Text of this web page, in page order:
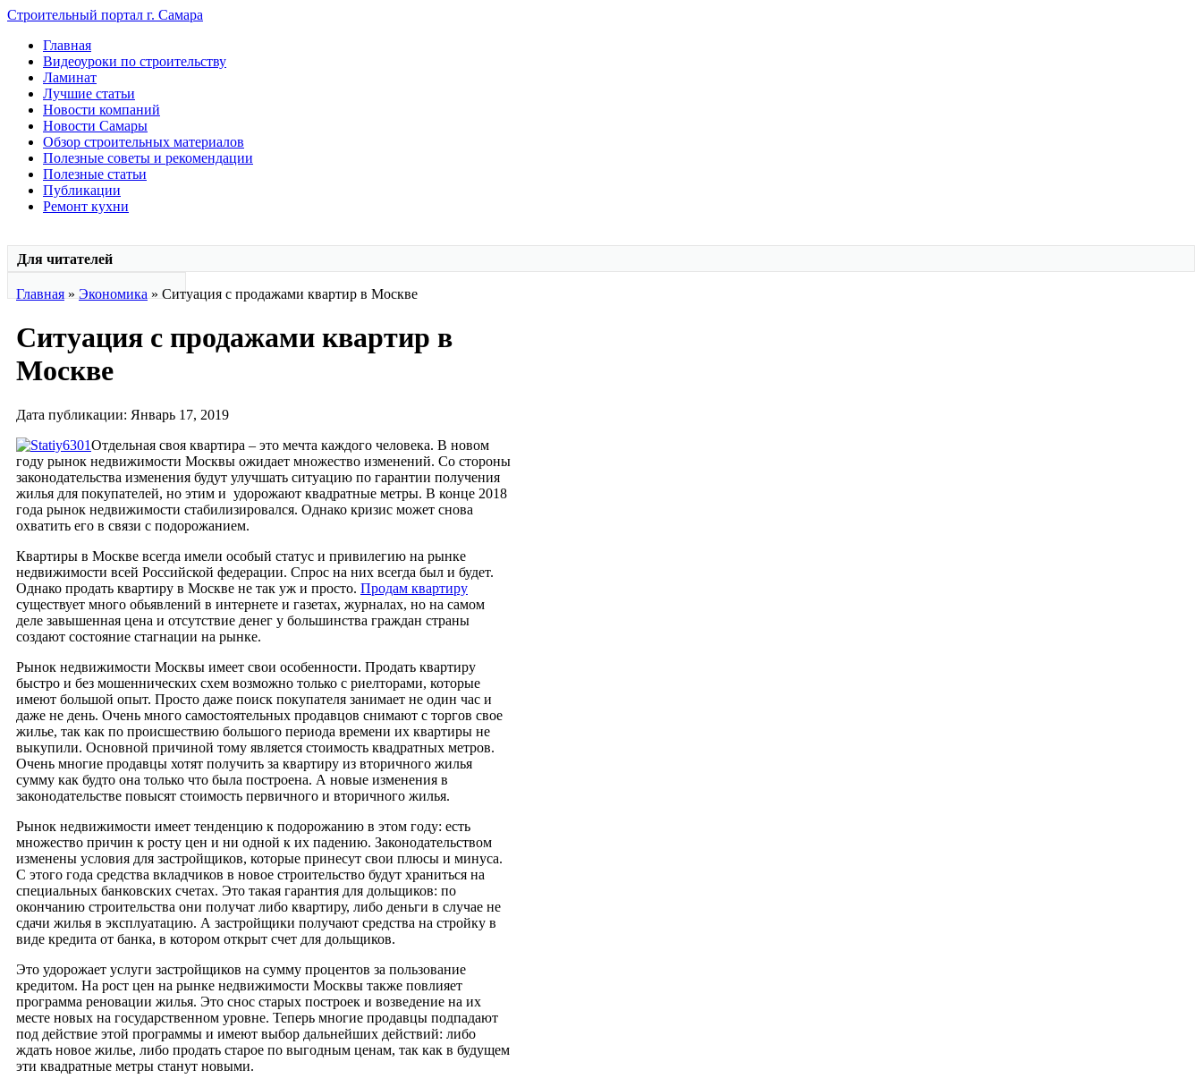
Строительный портал г. Самара
Главная
Видеоуроки по строительству
Ламинат
Лучшие статьи
Новости компаний
Новости Самары
Обзор строительных материалов
Полезные советы и рекомендации
Полезные статьи
Публикации
Ремонт кухни
Для читателей
Главная » Экономика » Ситуация с продажами квартир в Москве
Ситуация с продажами квартир в
Москве
Дата публикации: Январь 17, 2019
Отдельная своя квартира – это мечта каждого человека. В новом
году рынок недвижимости Москвы ожидает множество изменений. Со стороны
законодательства изменения будут улучшать ситуацию по гарантии получения
жилья для покупателей, но этим и удорожают квадратные метры. В конце 2018
года рынок недвижимости стабилизировался. Однако кризис может снова
охватить его в связи с подорожанием.
Квартиры в Москве всегда имели особый статус и привилегию на рынке
недвижимости всей Российской федерации. Спрос на них всегда был и будет.
Однако продать квартиру в Москве не так уж и просто. Продам квартиру
существует много обьявлений в интернете и газетах, журналах, но на самом
деле завышенная цена и отсутствие денег у большинства граждан страны
создают состояние стагнации на рынке.
Рынок недвижимости Москвы имеет свои особенности. Продать квартиру
быстро и без мошеннических схем возможно только с риелторами, которые
имеют большой опыт. Просто даже поиск покупателя занимает не один час и
даже не день. Очень много самостоятельных продавцов снимают с торгов свое
жилье, так как по происшествию большого периода времени их квартиры не
выкупили. Основной причиной тому является стоимость квадратных метров.
Очень многие продавцы хотят получить за квартиру из вторичного жилья
сумму как будто она только что была построена. А новые изменения в
законодательстве повысят стоимость первичного и вторичного жилья.
Рынок недвижимости имеет тенденцию к подорожанию в этом году: есть
множество причин к росту цен и ни одной к их падению. Законодательством
изменены условия для застройщиков, которые принесут свои плюсы и минуса.
С этого года средства вкладчиков в новое строительство будут храниться на
специальных банковских счетах. Это такая гарантия для дольщиков: по
окончанию строительства они получат либо квартиру, либо деньги в случае не
сдачи жилья в эксплуатацию. А застройщики получают средства на стройку в
виде кредита от банка, в котором открыт счет для дольщиков.
Это удорожает услуги застройщиков на сумму процентов за пользование
кредитом. На рост цен на рынке недвижимости Москвы также повлияет
программа реновации жилья. Это снос старых построек и возведение на их
месте новых на государственном уровне. Теперь многие продавцы подпадают
под действие этой программы и имеют выбор дальнейших действий: либо
ждать новое жилье, либо продать старое по выгодным ценам, так как в будущем
эти квадратные метры станут новыми.